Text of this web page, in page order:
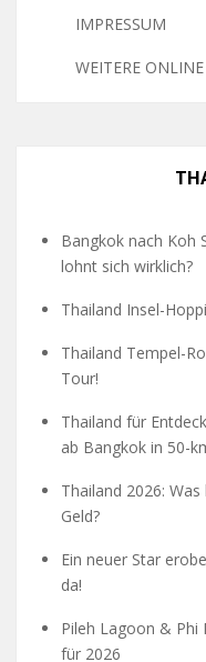
IMPRESSUM
WEITERE
Bangkok nach Koh
lohnt sich wirklich?
Thailand Insel-
Thailand Tempel-
Tour!
Thailand für
ab Bangkok in 50-
Thailand 2026:
Geld?
Ein neuer Star
da!
Pileh Lagoon & Phi
für 2026